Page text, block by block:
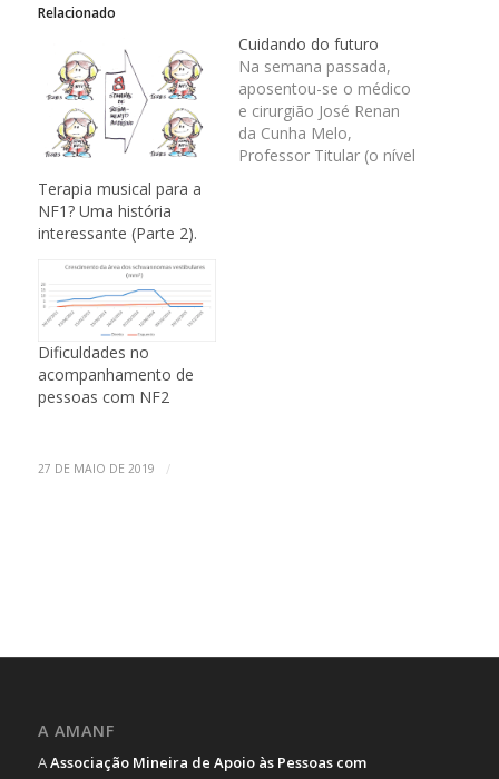
Relacionado
Terapia musical para a
NF1? Uma história
interessante (Parte 2).
Cuidando do futuro
Na semana passada,
aposentou-se o médico
e cirurgião José Renan
da Cunha Melo,
Professor Titular (o nível
Dificuldades no
acompanhamento de
pessoas com NF2
27 DE MAIO DE 2019 /
A AMANF
AAssociação Mineira de Apoio às Pessoas com